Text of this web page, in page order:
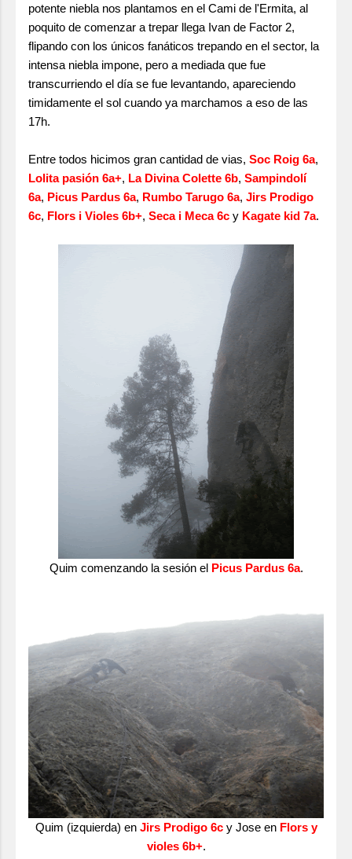
potente niebla nos plantamos en el Cami de l'Ermita, al
poquito de comenzar a trepar llega Ivan de Factor 2,
flipando con los únicos fanáticos trepando en el sector, la
intensa niebla impone, pero a mediada que fue
transcurriendo el día se fue levantando, apareciendo
timidamente el sol cuando ya marchamos a eso de las
17h.
Entre todos hicimos gran cantidad de vias, Soc Roig 6a,
Lolita pasión 6a+, La Divina Colette 6b, Sampindolí
6a, Picus Pardus 6a, Rumbo Tarugo 6a, Jirs Prodigo
6c, Flors i Violes 6b+, Seca i Meca 6c y Kagate kid 7a.
Quim comenzando la sesión el Picus Pardus 6a.
Quim (izquierda) en Jirs Prodigo 6cy Jose en Flors y
violes 6b+.